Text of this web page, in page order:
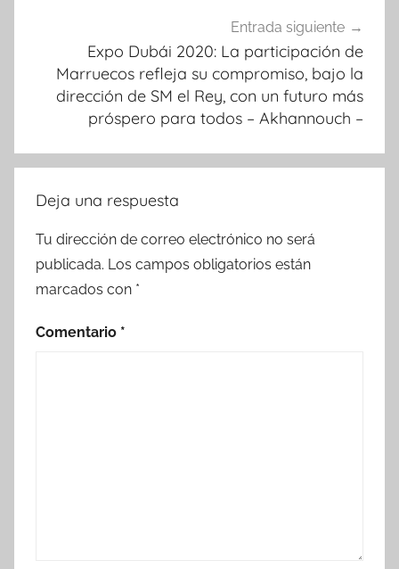
Entrada siguiente
Expo Dubái 2020: La participación de
Marruecos refleja su compromiso, bajo la
dirección de SM el Rey, con un futuro más
próspero para todos – Akhannouch –
Deja una respuesta
Tu dirección de correo electrónico no será
publicada. Los campos obligatorios están
marcados con *
Comentario *